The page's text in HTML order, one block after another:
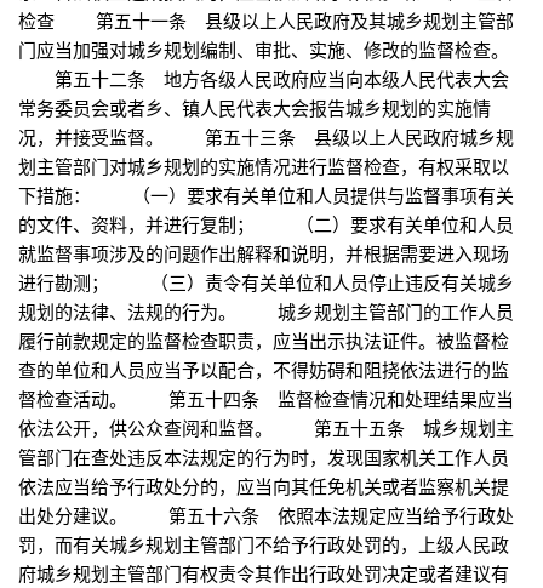
检查 第五十一条 县级以上人民政府及其城乡规划主管部
门应当加强对城乡规划编制、审批、实施、修改的监督检查。
第五十二条 地方各级人民政府应当向本级人民代表大会
常务委员会或者乡、镇人民代表大会报告城乡规划的实施情
况，并接受监督。 第五十三条 县级以上人民政府城乡规
划主管部门对城乡规划的实施情况进行监督检查，有权采取以
下措施： （一）要求有关单位和人员提供与监督事项有关
的文件、资料，并进行复制； （二）要求有关单位和人员
就监督事项涉及的问题作出解释和说明，并根据需要进入现场
进行勘测； （三）责令有关单位和人员停止违反有关城乡
规划的法律、法规的行为。 城乡规划主管部门的工作人员
履行前款规定的监督检查职责，应当出示执法证件。被监督检
查的单位和人员应当予以配合，不得妨碍和阻挠依法进行的监
督检查活动。 第五十四条 监督检查情况和处理结果应当
依法公开，供公众查阅和监督。 第五十五条 城乡规划主
管部门在查处违反本法规定的行为时，发现国家机关工作人员
依法应当给予行政处分的，应当向其任免机关或者监察机关提
出处分建议。 第五十六条 依照本法规定应当给予行政处
罚，而有关城乡规划主管部门不给予行政处罚的，上级人民政
府城乡规划主管部门有权责令其作出行政处罚决定或者建议有